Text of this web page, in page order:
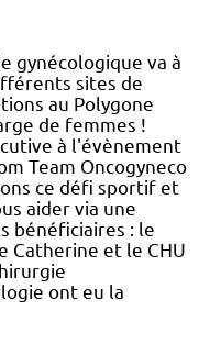
gynécologique va à
sites de
au Polygone
de femmes !
à l'évènement
Team Oncogyneco
ce défi sportif et
aider via une
bénéficiaires : le
Catherine et le CHU
ont eu la